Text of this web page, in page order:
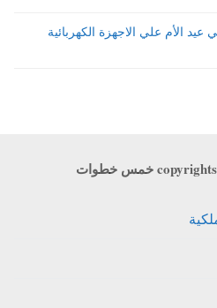
كارفور مارس 2026 في عيد الأم علي الاجهزة الكهربائية